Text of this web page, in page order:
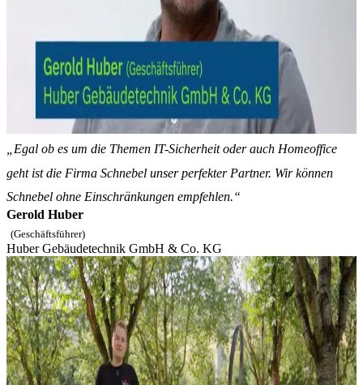
„Egal ob es um die Themen IT-Sicherheit oder auch Homeoffice
geht ist die Firma Schnebel unser perfekter Partner. Wir können
Schnebel ohne Einschränkungen empfehlen.“
Gerold Huber
(Geschäftsführer)
Huber Gebäudetechnik GmbH & Co. KG